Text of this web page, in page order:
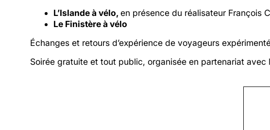
L’Islande à vélo, en présence du réalisateur François
Le Finistère à vélo
Échanges et retours d’expérience de voyageurs
Soirée gratuite et tout public, organisée en partenariat